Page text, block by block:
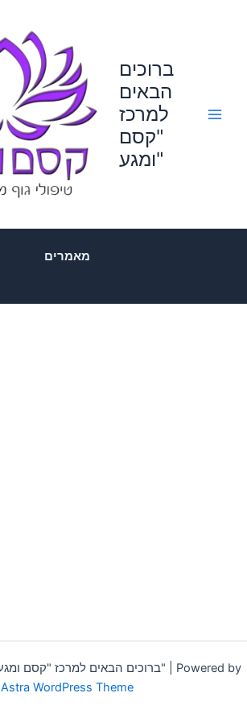
ברוכים
הבאים
למרכז
"קסם
ומגע"
מאמרים
Copyright © 2026 ברוכים הבאים למרכז "קסם ומגע" | Powered by
Astra WordPress Theme